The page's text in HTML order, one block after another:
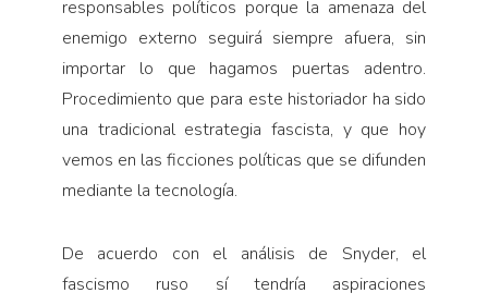
responsables políticos porque la amenaza del
enemigo externo seguirá siempre afuera, sin
importar lo que hagamos puertas aden­tro.
Procedimiento que para este historiador ha sido
una tradicional estrategia fascista, y que hoy
vemos en las ficciones políticas que se difunden
mediante la tecnología.
De acuerdo con el análisis de Snyder, el
fascismo ruso sí tendría aspiraciones